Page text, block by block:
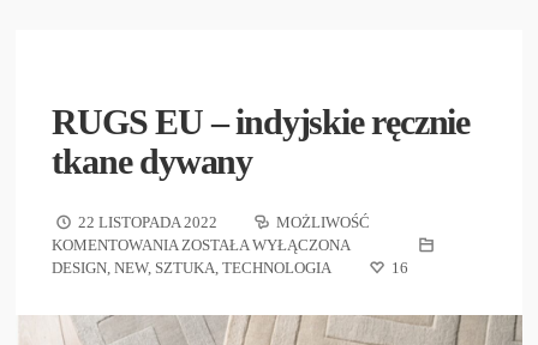
RUGS EU – indyjskie ręcznie
tkane dywany
22 LISTOPADA 2022
MOŻLIWOŚĆ
KOMENTOWANIA ZOSTAŁA WYŁĄCZONA
DESIGN ,NEW, SZTUKA ,TECHNOLOGIA 16